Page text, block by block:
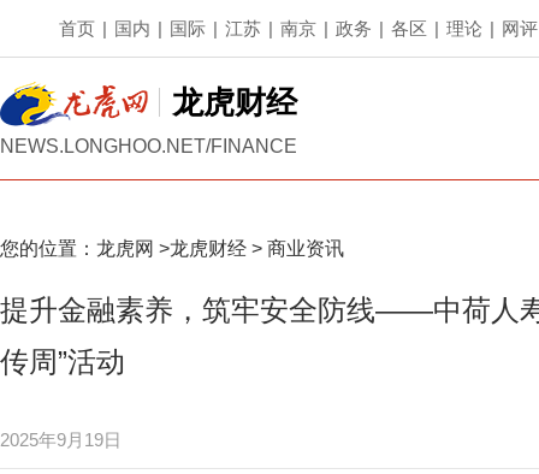
首页 | 国内 | 国际 | 江苏 | 南京 | 政务 | 各区 | 理论 | 网评
龙虎财经
NEWS.LONGHOO.NET/FINANCE
您的位置： 龙虎网 >龙虎财经 > 商业资讯
提升金融素养，筑牢安全防线——中荷人
传周”活动
2025年9月19日